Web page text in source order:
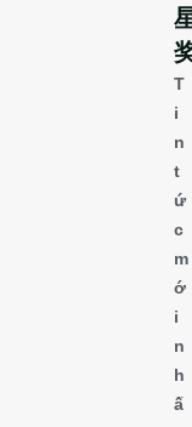
T
i
n
t
ứ
c
m
ớ
i
n
h
ấ